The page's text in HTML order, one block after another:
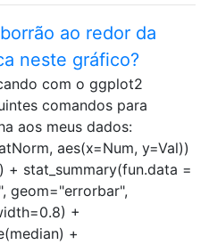
ao redor da
neste gráfico?
com o ggplot2
comandos para
aos meus dados:
aes(x=Num, y=Val))
+ stat_summary(fun.data =
geom="errorbar",
+
+